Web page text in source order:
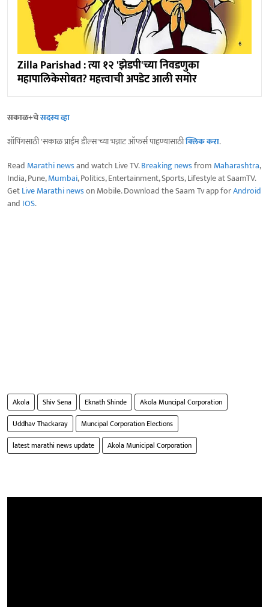
Zilla Parishad : त्या १२ 'झेडपी'च्या निवडणुका
महापालिकेसोबत? महत्त्वाची अपडेट आली समोर
सकाळ+चेसदस्य व्हा
शॉपिंगसाठी 'सकाळ प्राईम डील्स'च्या भन्नाट ऑफर्स पाहण्यासाठीक्लिक करा.
Read Marathi newsand watch Live TV.Breaking newsfrom Maharashtra,
India, Pune,Mumbai, Politics, Entertainment, Sports, Lifestyle at SaamTV.
GetLive Marathi newson Mobile. Download the Saam Tv app forAndroid
and IOS.
Akola Shiv Sena Eknath Shinde
Akola Muncipal Corporation
Uddhav Thackaray
Muncipal Corporation Elections
latest marathi news update
Akola Municipal Corporation